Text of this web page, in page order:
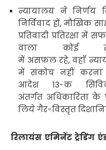
न्यायालय ने निर्णय
निर्विवाद हों,मौखिक
प्रतिवादी प्रतिरक्षा
वाला कोई
में असफल रहे,वहाँ
में संकोच नहीं करना
आदेश13-क
अंतर्गत अधिकारिता के
लिये गैर-विस्तृत
रिलायंस एमिनेंट ट्रेडिंग